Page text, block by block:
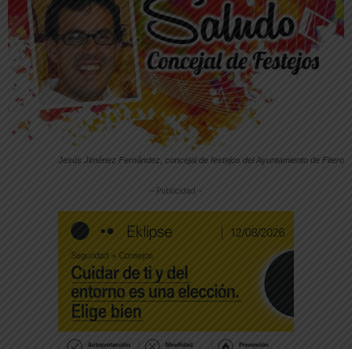
Jesús Jiménez Fernández, concejal de festejos del Ayuntamiento de Fitero
-- Publicidad --